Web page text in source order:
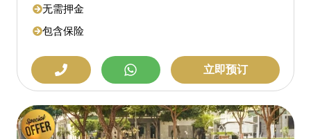
无需押金
包含保险
立即预订